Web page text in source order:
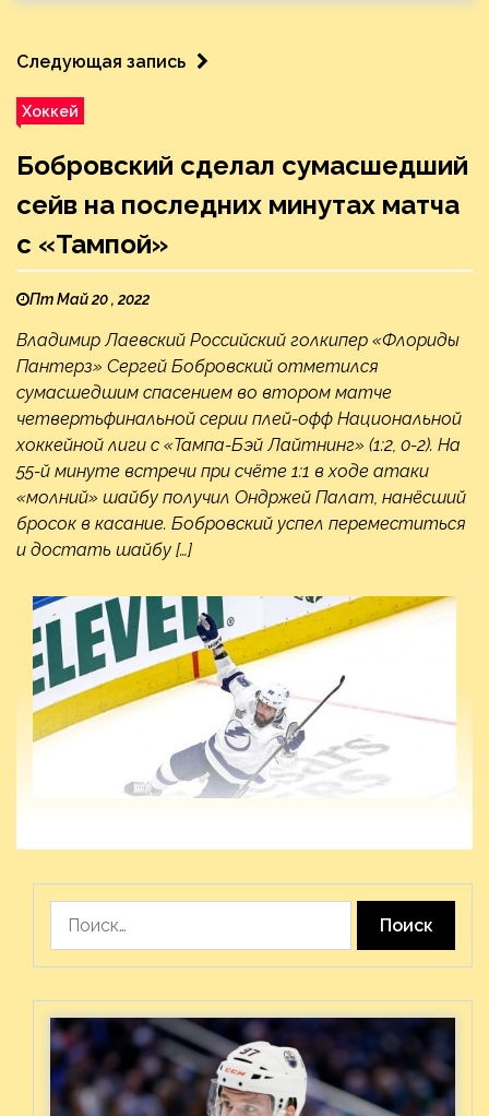
Следующая запись
Хоккей
Бобровский сделал сумасшедший
сейв на последних минутах матча
с «Тампой»
Пт Май 20 , 2022
Владимир Лаевский Российский голкипер «Флориды
Пантерз» Сергей Бобровский отметился
сумасшедшим спасением во втором матче
четвертьфинальной серии плей-офф Национальной
хоккейной лиги с «Тампа-Бэй Лайтнинг» (1:2, 0-2). На
55-й минуте встречи при счёте 1:1 в ходе атаки
«молний» шайбу получил Ондржей Палат, нанёсший
бросок в касание. Бобровский успел переместиться
и достать шайбу […]